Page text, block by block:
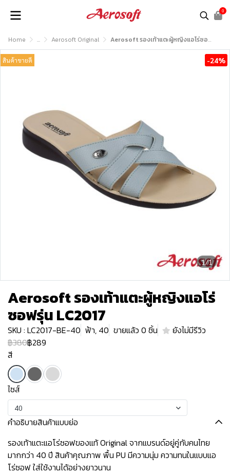
0
Home ... Aerosoft Original Aerosoft รองเท้าแตะผู้หญิงแอโร่ซอฟรุ่น LC2017
1/1
สินค้าขายดี -24%
Aerosoft รองเท้าแตะผู้หญิงแอโร่
ซอฟรุ่น LC2017
SKU : LC2017-BE-40 ฟ้า, 40 ขายแล้ว 0 ชิ้น
ยังไม่มีรีวิว
฿380฿289
สี
ไซส์
40
คำอธิบายสินค้าแบบย่อ
รองเท้าแตะแอโร่ซอฟของแท้ Original จากแบรนด์อยู่คู่กับคนไทย
มากกว่า 40 ปี สินค้าคุณภาพ พื้น PU มีความนุ่ม ความทนในแบบแอ
โร่ซอฟ ใส่ใช้งานได้อย่างยาวนาน